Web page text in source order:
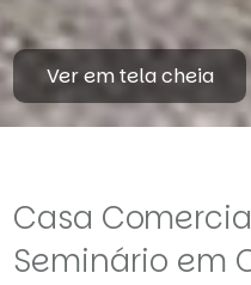
Ver em tela cheia
Casa
Seminário em